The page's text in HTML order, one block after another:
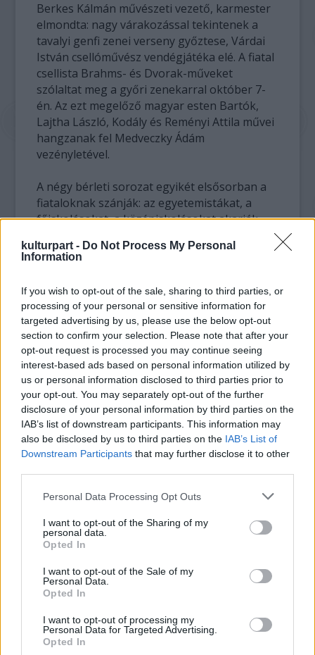
kulturpart - Do Not Process My Personal
Information
If you wish to opt-out of the sale, sharing to third parties, or
processing of your personal or sensitive information for
targeted advertising by us, please use the below opt-out
section to confirm your selection. Please note that after your
opt-out request is processed you may continue seeing
interest-based ads based on personal information utilized by
us or personal information disclosed to third parties prior to
your opt-out. You may separately opt-out of the further
disclosure of your personal information by third parties on the
IAB’s list of downstream participants. This information may
also be disclosed by us to third parties on the IAB’s List of
Downstream Participants that may further disclose it to other
Please note that this website/app uses one or more Google
not limited to your visit or usage behaviour. You may click to
grant or deny consent to Google and its third-party tags to
use your data for below specified purposes in below Google
consent section.
Personal Data Processing Opt Outs
I want to opt-out of the Sharing of my
personal data.
Opted In
I want to opt-out of the Sale of my
Personal Data.
Opted In
I want to opt-out of processing my
Personal Data for Targeted Advertising.
Opted In
Berkes Kálmán művészeti vezető, karmester
elmondta: nagy várakozással tekintenek a
tavalyi genfi zenei verseny győztese, Várdai
István csellóművész vendégjátéka elé. A fiatal
csellista Brahms- és Dvorak-műveket
szólaltat meg a győri zenekarral október 7-
én. Az ezt megelőző magyar esten Bartók,
Lajtha László, Kodály és Reményi Attila művei
hangzanak fel Medveczky Ádám
vezényletével.
A négy bérleti sorozat egyikét elsősorban a
fiataloknak szánják: az egyetemistákat, a
főiskolásokat, a középiskolásokat akarják
programmal, amelyben a japán Musashino
Csajkovszkij-művekkel vendégszerepel
szeptember 26-án Győrött. November 14-én
pedig a hazai dzsesszvilág sztárjai zenélnek
együtt a győri filharmonikusokkal.
Idei újdonságként kamarabérleti sorozat is
indul, amely elnevezésében a
mosonmagyaróvári kötődésű nemzetközi
hírű hegedűművésznek és
zenepedagógusnak, Flesch Károlynak állít
emléket. A kamarazene kedvelői Mozart,
Beethoven, Schubert, Ligeti és Dohnányi
műveit hallhatják a november 8-án induló
sorozatban.